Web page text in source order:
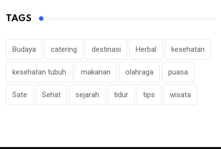
TAGS
Budaya catering destinasi Herbal kesehatan
kesehatan tubuh makanan olahraga puasa
Sate Sehat sejarah tidur tips wisata